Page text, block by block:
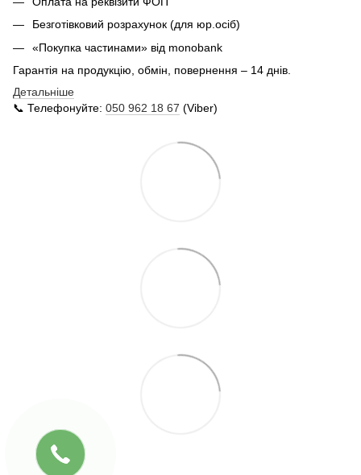
Безготівковий розрахунок (для юр.осіб)
«Покупка частинами» від monobank
Гарантія на продукцію, обмін, повернення – 14 днів.
Детальніше
📞 Телефонуйте: 050 962 18 67 (Viber)